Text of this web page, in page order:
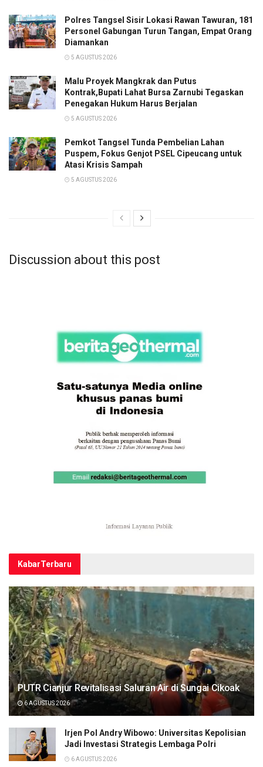
Polres Tangsel Sisir Lokasi Rawan Tawuran, 181
Personel Gabungan Turun Tangan, Empat Orang
Diamankan
5 AGUSTUS 2026
Malu Proyek Mangkrak dan Putus
Kontrak,Bupati Lahat Bursa Zarnubi Tegaskan
Penegakan Hukum Harus Berjalan
5 AGUSTUS 2026
Pemkot Tangsel Tunda Pembelian Lahan
Puspem, Fokus Genjot PSEL Cipeucang untuk
Atasi Krisis Sampah
5 AGUSTUS 2026
Discussion about this post
KabarTerbaru
PUTR Cianjur Revitalisasi Saluran Air di Sungai Cikoak
6 AGUSTUS 2026
Irjen Pol Andry Wibowo: Universitas Kepolisian
Jadi Investasi Strategis Lembaga Polri
6 AGUSTUS 2026